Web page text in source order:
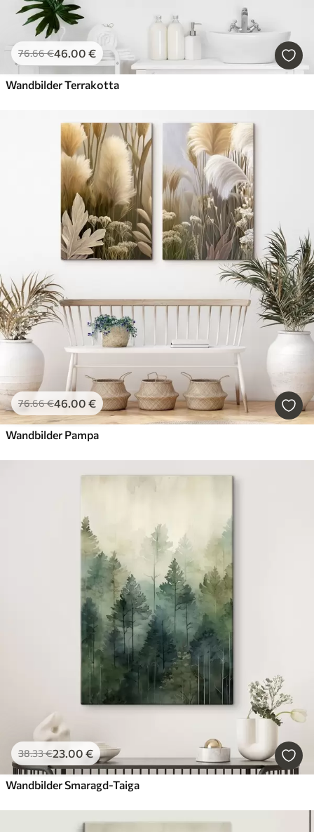
76.66€46.00 €
Wandbilder Terrakotta
76.66€46.00 €
Wandbilder Pampa
38.33€23.00 €
Wandbilder Smaragd-Taiga